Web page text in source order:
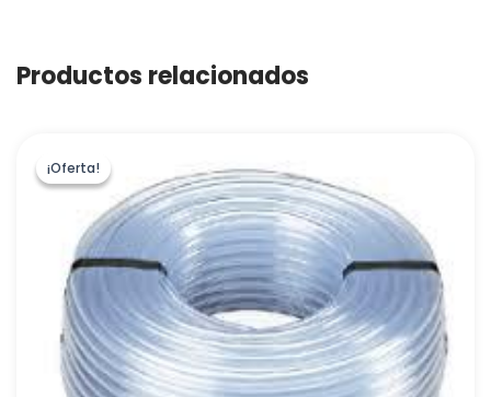
Productos relacionados
¡Oferta!
¡Oferta!